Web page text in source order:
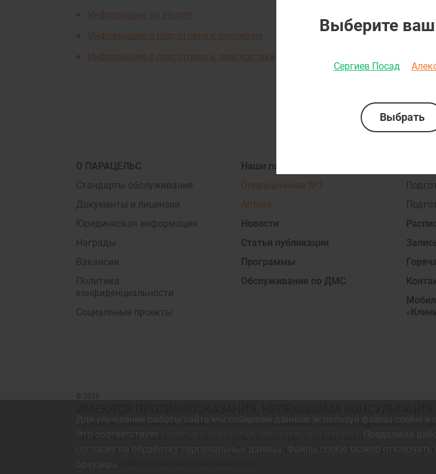
Выберите
Сергиев Посад
Информация об аборте
Информация о подготовке к анализам
Информация о подготовке к диагностике
Для улучшения работы сайта мы собираем данные, используя файлы cookie и
Это соответствует
согласие на обработку персональных данных. Файлы cookie можно отключить
браузера.
О ПАРАЦЕЛЬС
Стандарты обслуживания
Документы и лицензии
Юридическая информация
Награды
Вакансии
Политика
конфиденциальности
Социальные проекты
Наши партнеры
Операционная №1
Аптека
Новости
Статьи публикации
Программы
Обслуживание по ДМС
© 2026
Материалы, размещенные на данном сайте, носят информационный характер и предназначены для
методики лечения остается исключительной прерогативой вашего лечащего врача.
Все материалы на сайте охраняются законом РФ о защите авторских прав и являются
материалов с сайта без согласия правообладателя.